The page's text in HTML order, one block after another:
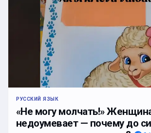
РУССКИЙ ЯЗЫК
«Не могу молчать!»
недоумевает — почему до